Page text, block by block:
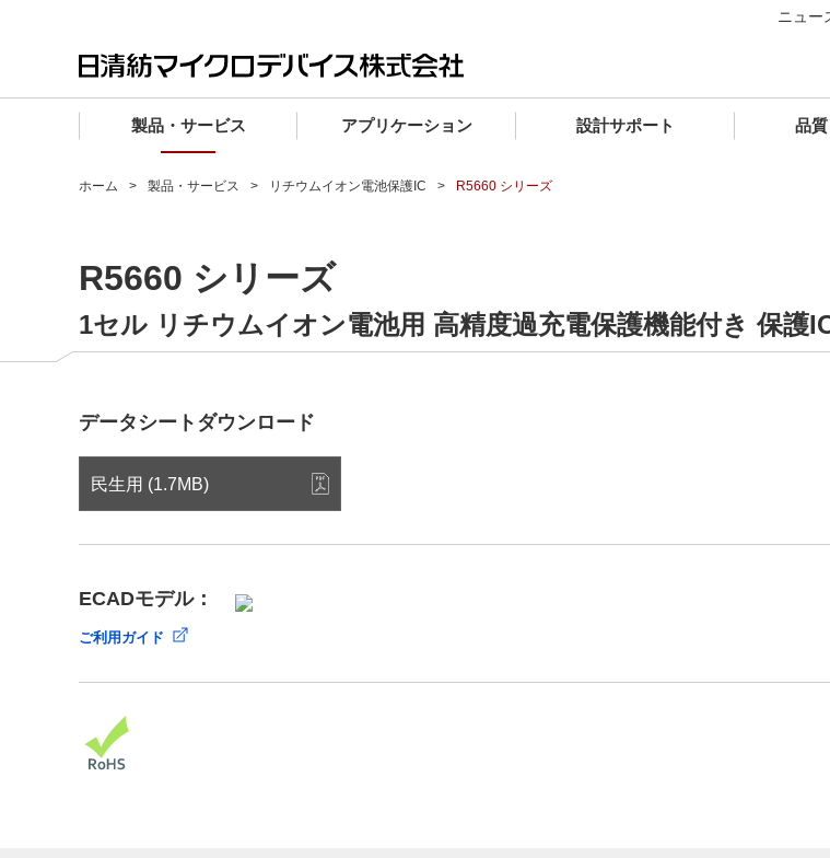
ニュー
製品・サービス
マイクロ波製品
ファウンドリサービス
MUSESオフィシャルWebサイト
クロスリファレンス検索
アプリケーション
車載機器向けIC
産業機器向けIC
設計サポート
マイクロ波製品
設計フローから探す (電子デバイス)
品
電子デバイス製品
マイクロ波製品
マイクロ波製品
企業理念
会社概要
サステナビリティ
ホーム 製品・サービス リチウムイオン電池保護IC R5660 シリーズ
R5660 シリーズ
1セル リチウムイオン電池用 高精度過充電保護機能付き 保護
データシートダウンロード
民生用 (1.7MB)
ECADモデル：
ご利用ガイド